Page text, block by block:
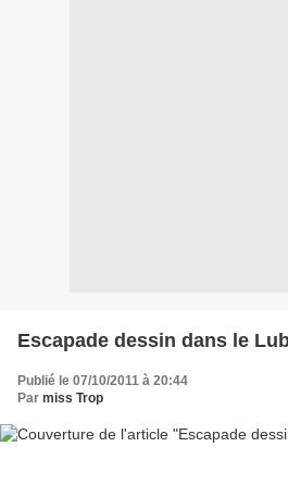
Escapade dessin dans le
Publié le 07/10/2011 à 20:44
Par miss Trop